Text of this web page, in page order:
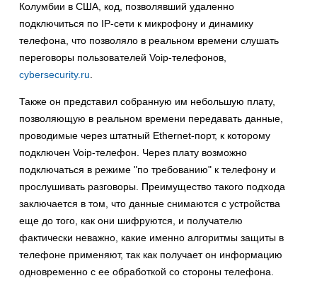
Колумбии в США, код, позволявший удаленно
подключиться по IP-сети к микрофону и динамику
телефона, что позволяло в реальном времени слушать
переговоры пользователей Voip-телефонов,
cybersecurity.ru
Также он представил собранную им небольшую плату,
позволяющую в реальном времени передавать данные,
проводимые через штатный Ethernet-порт, к которому
подключен Voip-телефон. Через плату возможно
подключаться в режиме "по требованию" к телефону и
прослушивать разговоры. Преимущество такого подхода
заключается в том, что данные снимаются с устройства
еще до того, как они шифруются, и получателю
фактически неважно, какие именно алгоритмы защиты в
телефоне применяют, так как получает он информацию
одновременно с ее обработкой со стороны телефона.